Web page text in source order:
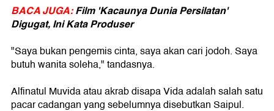
BACA JUGA:Film 'Kacaunya Dunia Persilatan'
Digugat, Ini Kata Produser
"Saya bukan pengemis cinta, saya akan cari jodoh. Saya
butuh wanita soleha," tandasnya.
Alfinatul Muvida atau akrab disapa Vida adalah salah satu
pacar cadangan yang sebelumnya disebutkan Saipul.